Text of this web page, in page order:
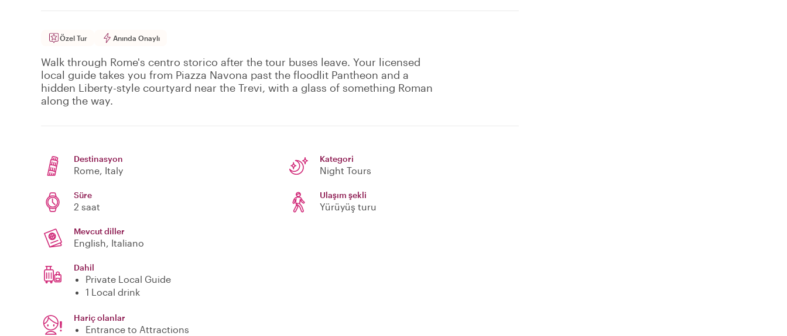
Özel Tur Anında Onaylı
Walk through Rome's centro storico after the tour buses leave. Your licensed
local guide takes you from Piazza Navona past the floodlit Pantheon and a
hidden Liberty-style courtyard near the Trevi, with a glass of something Roman
along the way.
Destinasyon
Rome, Italy
Kategori
Night Tours
Süre
2 saat
Ulaşım şekli
Yürüyüş turu
Mevcut diller
English, Italiano
Dahil
Private Local Guide
1 Local drink
Hariç olanlar
Entrance to Attractions